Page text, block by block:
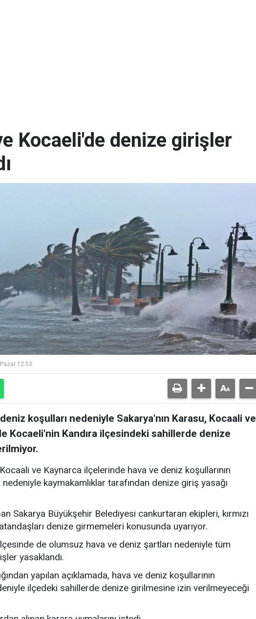
Kocaeli'de denize girişler
12:53
koşulları nedeniyle Sakarya'nın Karasu, Kocaali ve
Kocaeli'nin Kandıra ilçesindeki sahillerde denize
ve Kaynarca ilçelerinde hava ve deniz koşullarının
kaymakamlıklar tarafından denize giriş yasağı
Sakarya Büyükşehir Belediyesi cankurtaran ekipleri, kırmızı
denize girmemeleri konusunda uyarıyor.
de olumsuz hava ve deniz şartları nedeniyle tüm
yasaklandı.
yapılan açıklamada, hava ve deniz koşullarının
ilçedeki sahillerde denize girilmesine izin verilmeyeceği